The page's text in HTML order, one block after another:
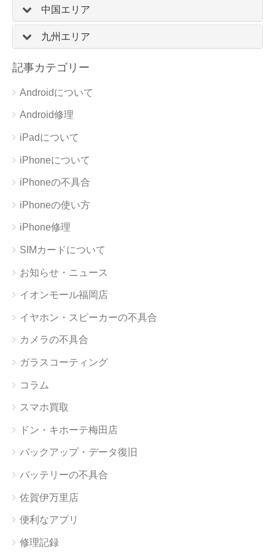
中国エリア
九州エリア
記事カテゴリー
Androidについて
Android修理
iPadについて
iPhoneについて
iPhoneの不具合
iPhoneの使い方
iPhone修理
SIMカードについて
お知らせ・ニュース
イオンモール福岡店
イヤホン・スピーカーの不具合
カメラの不具合
ガラスコーティング
コラム
スマホ買取
ドン・キホーテ梅田店
バックアップ・データ復旧
バッテリーの不具合
佐賀伊万里店
便利なアプリ
修理記録